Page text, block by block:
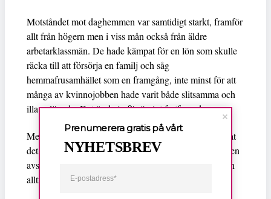
Motståndet mot daghemmen var samtidigt starkt, framför
allt från högern men i viss mån också från äldre
arbetarklassmän. De hade kämpat för en lön som skulle
räcka till att försörja en familj och såg
hemmafrusamhället som en framgång, inte minst för att
många av kvinnojobben hade varit både slitsamma och
illa avlönade. Det är de ju för övrigt fortfarande.
Men det stod trots allt klart att utvecklingen skulle gå åt
det håll kvinnorörelsen förespråkade. Sambeskattningen
avskaffades och daghemmen började byggas ut, om än
alltför långsamt.
Prenumerera gratis på vårt
NYHETSBREV